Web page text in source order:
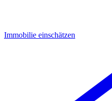
Immobilie einschätzen